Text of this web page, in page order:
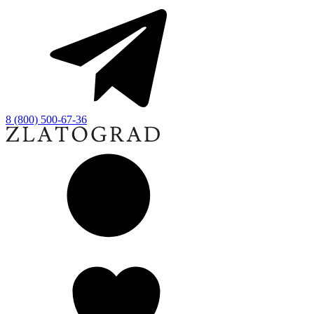
8 (800) 500-67-36